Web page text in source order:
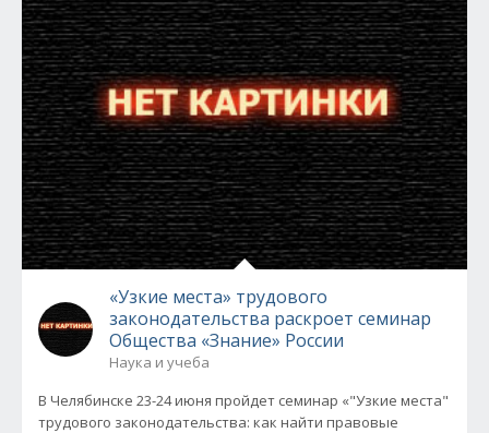
«Узкие места» трудового
законодательства раскроет семинар
Общества «Знание» России
Наука и учеба
В Челябинске 23-24 июня пройдет семинар «"Узкие места"
трудового законодательства: как найти правовые